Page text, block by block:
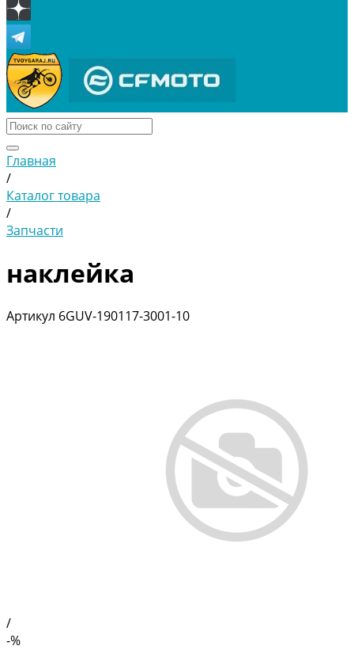
Главная
/
Каталог товара
/
Запчасти
наклейка
Артикул 6GUV-190117-3001-10
/
-%